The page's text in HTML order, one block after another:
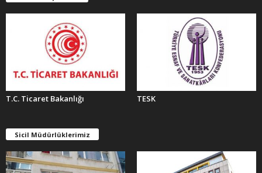
R
T.C. Ticaret Bakanlığı TESK
Sicil Müdürlüklerimiz